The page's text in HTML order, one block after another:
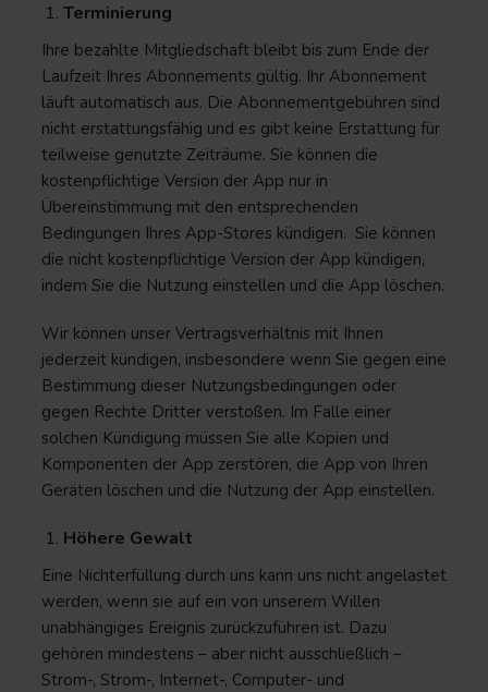
Terminierung
Ihre bezahlte Mitgliedschaft bleibt bis zum Ende der
Laufzeit Ihres Abonnements gültig. Ihr Abonnement
läuft automatisch aus. Die Abonnementgebühren sind
nicht erstattungsfähig und es gibt keine Erstattung für
teilweise genutzte Zeiträume. Sie können die
kostenpflichtige Version der App nur in
Übereinstimmung mit den entsprechenden
Bedingungen Ihres App-Stores kündigen. Sie können
die nicht kostenpflichtige Version der App kündigen,
indem Sie die Nutzung einstellen und die App löschen.
Wir können unser Vertragsverhältnis mit Ihnen
jederzeit kündigen, insbesondere wenn Sie gegen eine
Bestimmung dieser Nutzungsbedingungen oder
gegen Rechte Dritter verstoßen. Im Falle einer
solchen Kündigung müssen Sie alle Kopien und
Komponenten der App zerstören, die App von Ihren
Geräten löschen und die Nutzung der App einstellen.
Höhere Gewalt
Eine Nichterfüllung durch uns kann uns nicht angelastet
werden, wenn sie auf ein von unserem Willen
unabhängiges Ereignis zurückzuführen ist. Dazu
gehören mindestens – aber nicht ausschließlich –
Strom-, Strom-, Internet-, Computer- und